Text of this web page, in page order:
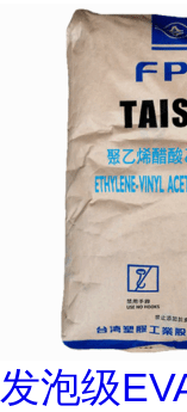
发泡级